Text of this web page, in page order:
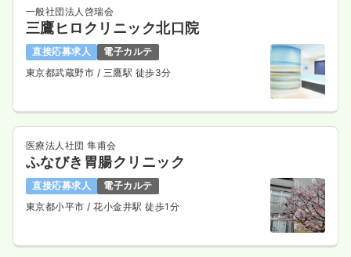
透析正・准看護師 一般病院
一時募集休止
給与 21.0〜32.0万円/月 賞与3ヶ月
※一例
時間 6:30～15:30
年間休日124日
4週8休以上 月給32万円以上可
気になる 詳細を見る
一般社団法人啓瑞会
三鷹ヒロクリニック北口院
直接応募求人
電子カルテ
東京都武蔵野市 / 三鷹駅 徒歩3分
医療法人社団 隼甫会
ふなびき胃腸クリニック
直接応募求人
電子カルテ
東京都小平市 / 花小金井駅 徒歩1分